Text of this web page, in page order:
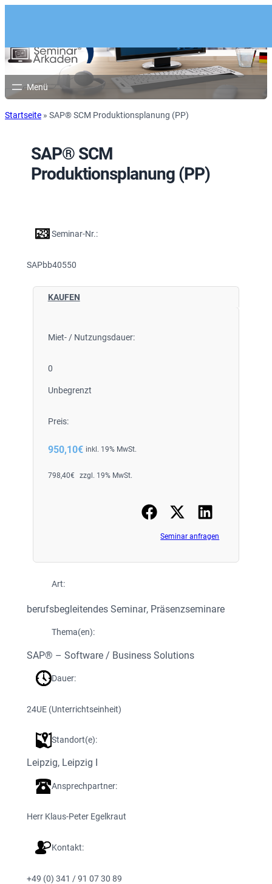
Startseite » SAP® SCM Produktionsplanung (PP)
SAP® SCM
Produktionsplanung (PP)
Seminar-Nr.:
SAPbb40550
KAUFEN
Miet- / Nutzungsdauer:
0
Unbegrenzt
Preis:
950,10€ inkl. 19% MwSt.
798,40€ zzgl. 19% MwSt.
Seminar anfragen
Art:
berufsbegleitendes Seminar, Präsenzseminare
Thema(en):
SAP® – Software / Business Solutions
Dauer:
24UE (Unterrichtseinheit)
Standort(e):
Leipzig, Leipzig I
Ansprechpartner:
Herr Klaus-Peter Egelkraut
Kontakt:
+49 (0) 341 / 91 07 30 89